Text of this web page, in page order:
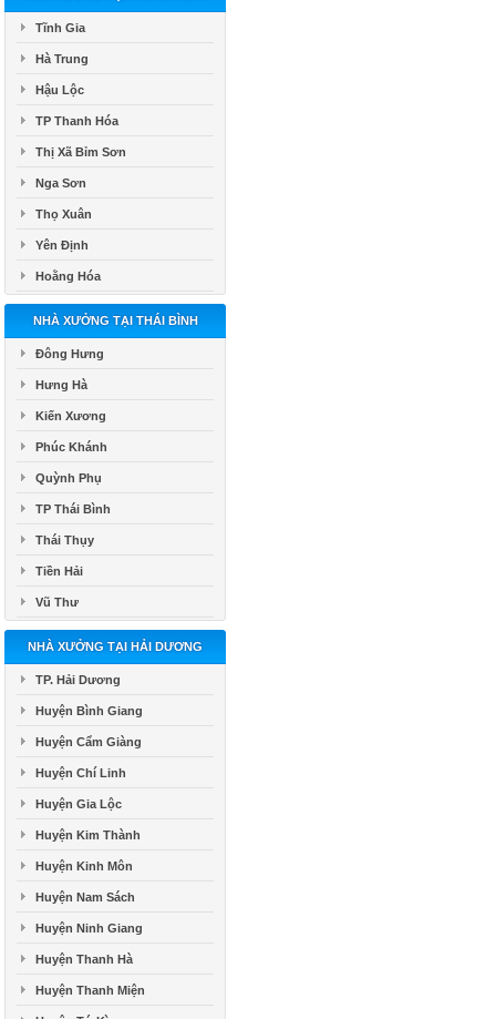
Tĩnh Gia
Hà Trung
Hậu Lộc
TP Thanh Hóa
Thị Xã Bỉm Sơn
Nga Sơn
Thọ Xuân
Yên Định
Hoằng Hóa
NHÀ XƯỞNG TẠI THÁI BÌNH
Đông Hưng
Hưng Hà
Kiến Xương
Phúc Khánh
Quỳnh Phụ
TP Thái Bình
Thái Thụy
Tiền Hải
Vũ Thư
NHÀ XƯỞNG TẠI HẢI DƯƠNG
TP. Hải Dương
Huyện Bình Giang
Huyện Cẩm Giàng
Huyện Chí Linh
Huyện Gia Lộc
Huyện Kim Thành
Huyện Kinh Môn
Huyện Nam Sách
Huyện Ninh Giang
Huyện Thanh Hà
Huyện Thanh Miện